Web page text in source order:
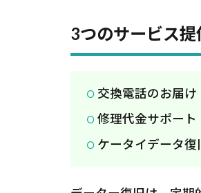
3つのサービス提
交換電話のお届
修理代金サポー
ケータイデータ復